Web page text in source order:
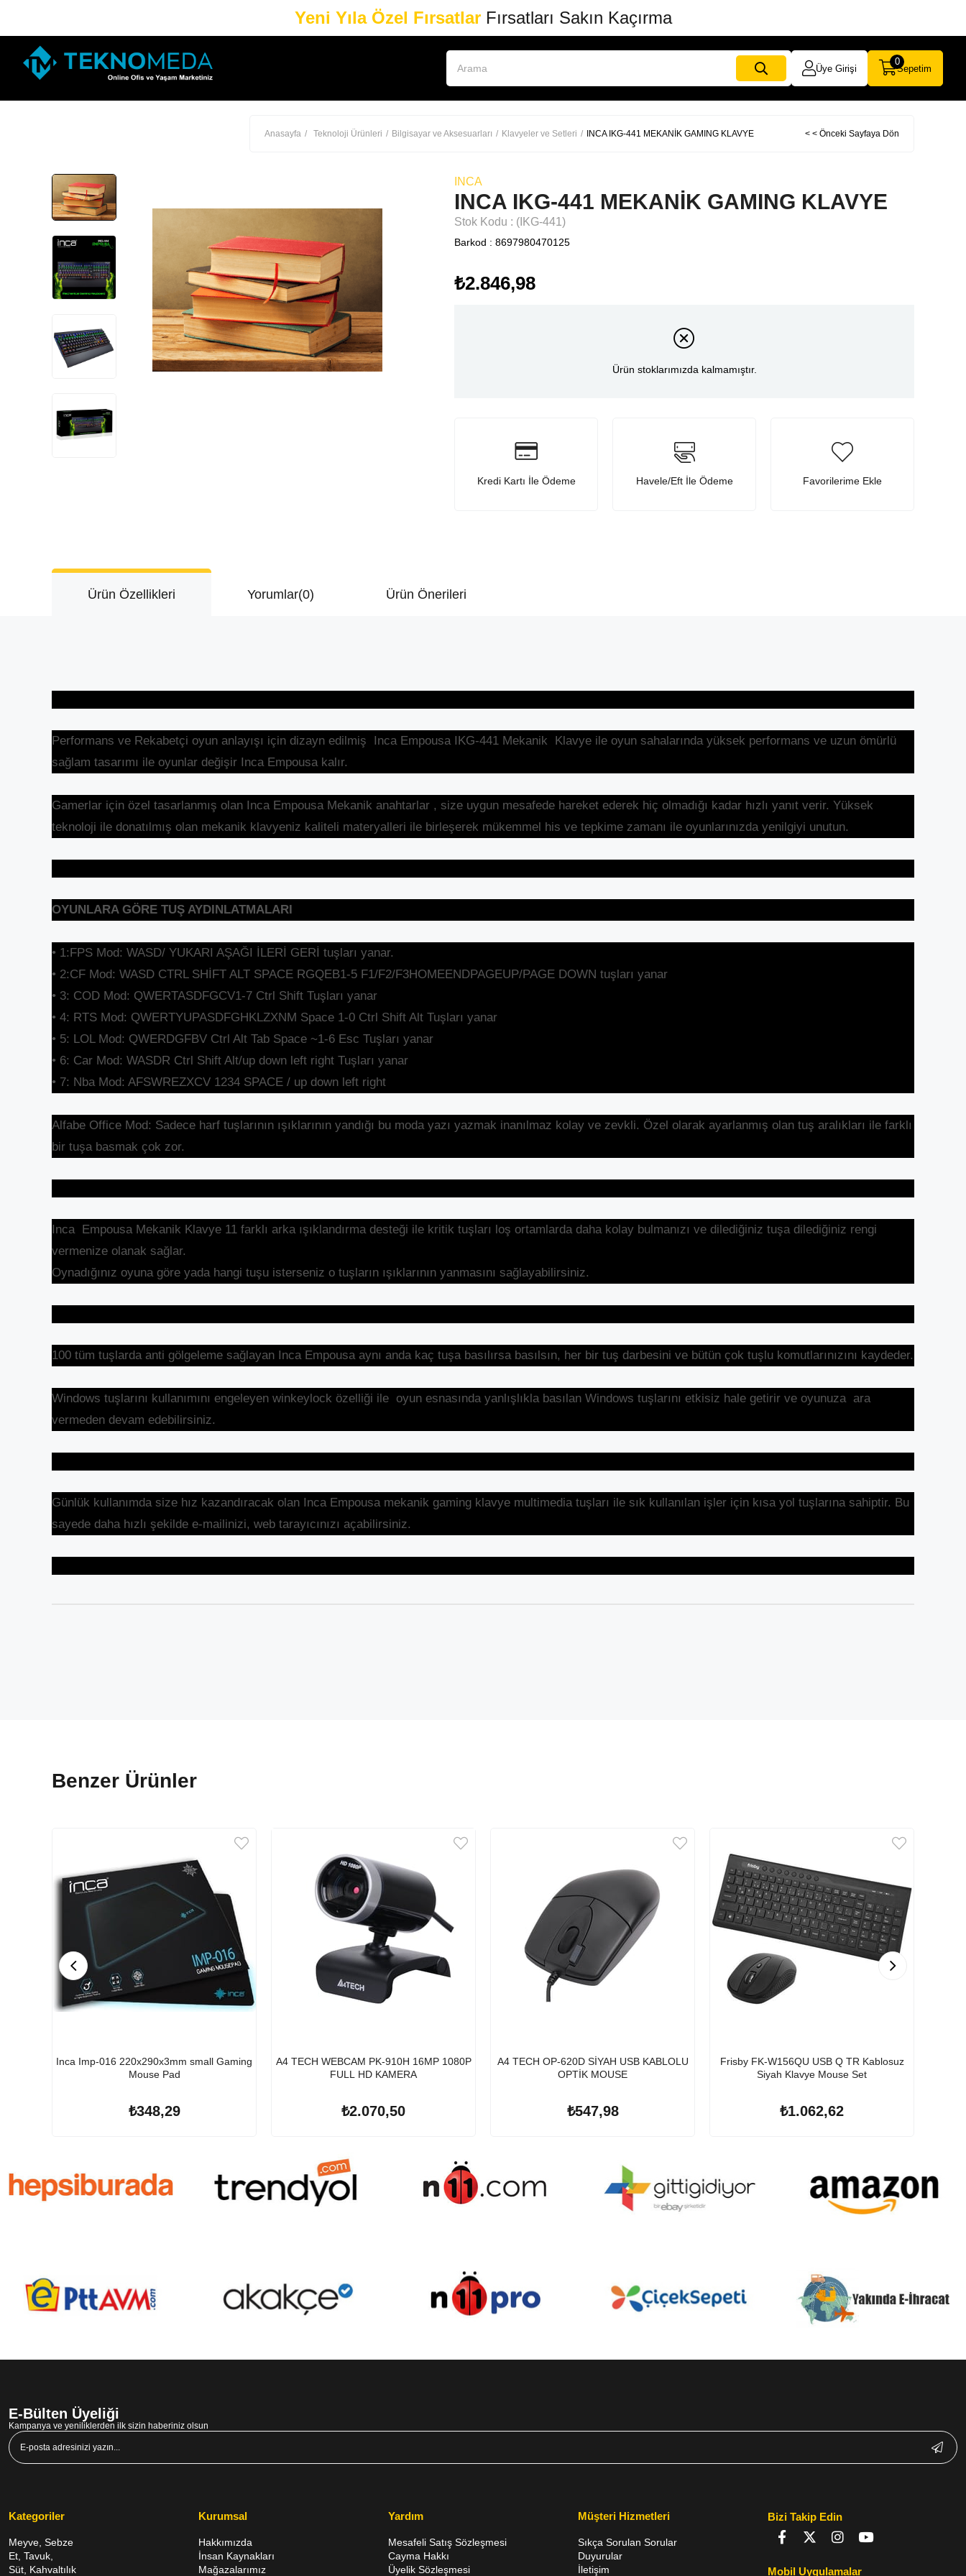
Yeni Yıla Özel FırsatlarFırsatları Sakın Kaçırma
Üye Girişi Sepetim
0
Anasayfa Teknoloji Ürünleri Bilgisayar ve Aksesuarları Klavyeler ve Setleri INCA IKG-441 MEKANİK GAMING KLAVYE < < Önceki Sayfaya Dön
INCA
INCA IKG-441 MEKANİK GAMING KLAVYE
Stok Kodu (IKG-441)
Barkod : 8697980470125
₺2.846,98
Ürün stoklarımızda kalmamıştır.
Kredi Kartı İle Ödeme Havele/Eft İle Ödeme Favorilerime Ekle
Ürün Özellikleri Yorumlar(0) Ürün Önerileri
Performans ve Rekabetçi oyun anlayışı için dizayn edilmiş Inca Empousa IKG-441 Mekanik Klavye ile oyun sahalarında yüksek performans ve uzun ömürlü
sağlam tasarımı ile oyunlar değişir Inca Empousa kalır.
Gamerlar için özel tasarlanmış olan Inca Empousa Mekanik anahtarlar , size uygun mesafede hareket ederek hiç olmadığı kadar hızlı yanıt verir. Yüksek
teknoloji ile donatılmış olan mekanik klavyeniz kaliteli materyalleri ile birleşerek mükemmel his ve tepkime zamanı ile oyunlarınızda yenilgiyi unutun.
OYUNLARA GÖRE TUŞ AYDINLATMALARI
• 1:FPS Mod: WASD/ YUKARI AŞAĞI İLERİ GERİ tuşları yanar.
• 2:CF Mod: WASD CTRL SHİFT ALT SPACE RGQEB1-5 F1/F2/F3HOMEENDPAGEUP/PAGE DOWN tuşları yanar
• 3: COD Mod: QWERTASDFGCV1-7 Ctrl Shift Tuşları yanar
• 4: RTS Mod: QWERTYUPASDFGHKLZXNM Space 1-0 Ctrl Shift Alt Tuşları yanar
• 5: LOL Mod: QWERDGFBV Ctrl Alt Tab Space ~1-6 Esc Tuşları yanar
• 6: Car Mod: WASDR Ctrl Shift Alt/up down left right Tuşları yanar
• 7: Nba Mod: AFSWREZXCV 1234 SPACE / up down left right
Alfabe Office Mod: Sadece harf tuşlarının ışıklarının yandığı bu moda yazı yazmak inanılmaz kolay ve zevkli. Özel olarak ayarlanmış olan tuş aralıkları ile farklı
bir tuşa basmak çok zor.
Inca Empousa Mekanik Klavye 11 farklı arka ışıklandırma desteği ile kritik tuşları loş ortamlarda daha kolay bulmanızı ve dilediğiniz tuşa dilediğiniz rengi
vermenize olanak sağlar.
Oynadığınız oyuna göre yada hangi tuşu isterseniz o tuşların ışıklarının yanmasını sağlayabilirsiniz.
100 tüm tuşlarda anti gölgeleme sağlayan Inca Empousa aynı anda kaç tuşa basılırsa basılsın, her bir tuş darbesini ve bütün çok tuşlu komutlarınızını kaydeder.
Windows tuşlarını kullanımını engeleyen winkeylock özelliği ile oyun esnasında yanlışlıkla basılan Windows tuşlarını etkisiz hale getirir ve oyunuza ara
vermeden devam edebilirsiniz.
Günlük kullanımda size hız kazandıracak olan Inca Empousa mekanik gaming klavye multimedia tuşları ile sık kullanılan işler için kısa yol tuşlarına sahiptir. Bu
sayede daha hızlı şekilde e-mailinizi, web tarayıcınızı açabilirsiniz.
Benzer Ürünler
Inca Imp-016 220x290x3mm small Gaming
Mouse Pad
₺348,29
A4 TECH WEBCAM PK-910H 16MP 1080P
FULL HD KAMERA
₺2.070,50
A4 TECH OP-620D SİYAH USB KABLOLU
OPTİK MOUSE
₺547,98
Frisby FK-W156QU USB Q TR Kablosuz
Siyah Klavye Mouse Set
₺1.062,62
E-Bülten Üyeliği
Kampanya ve yeniliklerden ilk sizin haberiniz olsun
Kategoriler
Meyve, Sebze
Et, Tavuk,
Süt, Kahvaltılık
Kurumsal
Hakkımızda
İnsan Kaynakları
Mağazalarımız
Yardım
Mesafeli Satış Sözleşmesi
Cayma Hakkı
Üyelik Sözleşmesi
Müşteri Hizmetleri
Sıkça Sorulan Sorular
Duyurular
İletişim
Bizi Takip Edin
Mobil Uygulamalar